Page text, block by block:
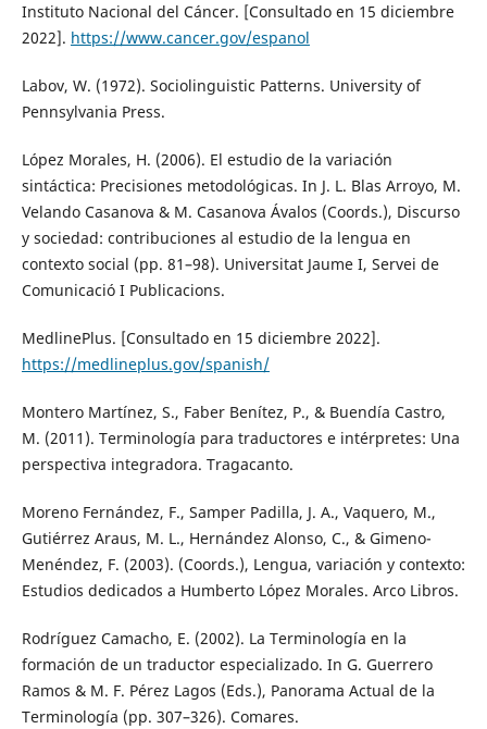
Instituto Nacional del Cáncer. [Consultado en 15 diciembre
2022]. https://www.cancer.gov/espanol
Labov, W. (1972). Sociolinguistic Patterns. University of
Pennsylvania Press.
López Morales, H. (2006). El estudio de la variación
sintáctica: Precisiones metodológicas. In J. L. Blas Arroyo, M.
Velando Casanova & M. Casanova Ávalos (Coords.), Discurso
y sociedad: contribuciones al estudio de la lengua en
contexto social (pp. 81–98). Universitat Jaume I, Servei de
Comunicació I Publicacions.
MedlinePlus. [Consultado en 15 diciembre 2022].
https://medlineplus.gov/spanish/
Montero Martínez, S., Faber Benítez, P., & Buendía Castro,
M. (2011). Terminología para traductores e intérpretes: Una
perspectiva integradora. Tragacanto.
Moreno Fernández, F., Samper Padilla, J. A., Vaquero, M.,
Gutiérrez Araus, M. L., Hernández Alonso, C., & Gimeno-
Menéndez, F. (2003). (Coords.), Lengua, variación y contexto:
Estudios dedicados a Humberto López Morales. Arco Libros.
Rodríguez Camacho, E. (2002). La Terminología en la
formación de un traductor especializado. In G. Guerrero
Ramos & M. F. Pérez Lagos (Eds.), Panorama Actual de la
Terminología (pp. 307–326). Comares.